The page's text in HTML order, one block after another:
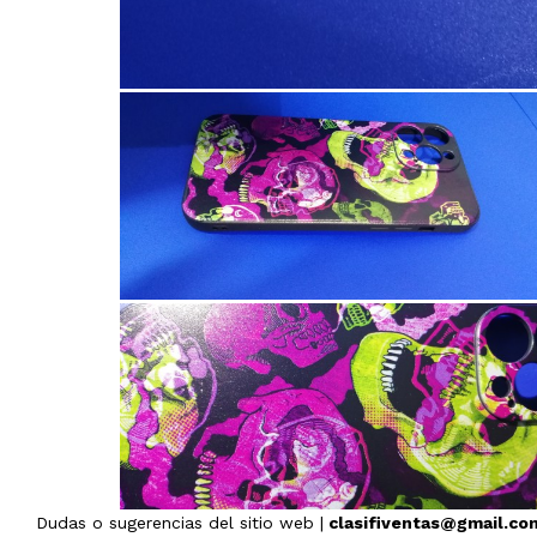
Dudas o sugerencias del sitio web |